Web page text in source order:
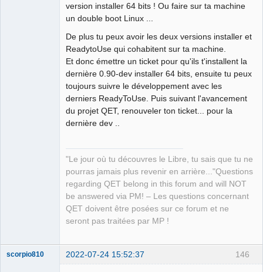
version installer 64 bits ! Ou faire sur ta machine
un double boot Linux ...
De plus tu peux avoir les deux versions installer et
ReadytoUse qui cohabitent sur ta machine.
Et donc émettre un ticket pour qu'ils t'installent la
dernière 0.90-dev installer 64 bits, ensuite tu peux
toujours suivre le développement avec les
derniers ReadyToUse. Puis suivant l'avancement
du projet QET, renouveler ton ticket... pour la
dernière dev ..
"Le jour où tu découvres le Libre, tu sais que tu ne
pourras jamais plus revenir en arrière..."Questions
regarding QET belong in this forum and will NOT
be answered via PM! – Les questions concernant
QET doivent être posées sur ce forum et ne
seront pas traitées par MP !
146
scorpio810 2022-07-24 15:52:37